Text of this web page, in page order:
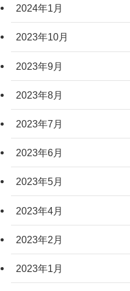
2024年1月
2023年10月
2023年9月
2023年8月
2023年7月
2023年6月
2023年5月
2023年4月
2023年2月
2023年1月